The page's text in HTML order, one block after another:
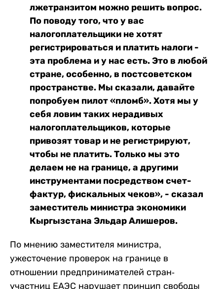
лжетранзитом можно решить вопрос.
По поводу того, что у вас
налогоплательщики не хотят
регистрироваться и платить налоги -
эта проблема и у нас есть. Это в любой
стране, особенно, в постсоветском
пространстве. Мы сказали, давайте
попробуем пилот «пломб». Хотя мы у
себя ловим таких нерадивых
налогоплательщиков, которые
привозят товар и не регистрируют,
чтобы не платить. Только мы это
делаем не на границе, а другими
инструментами посредством счет-
фактур, фискальных чеков», - сказал
заместитель министра экономики
Кыргызстана Эльдар Алишеров.
По мнению заместителя министра,
ужесточение проверок на границе в
отношении предпринимателей стран-
участниц ЕАЭС нарушает принцип свободы